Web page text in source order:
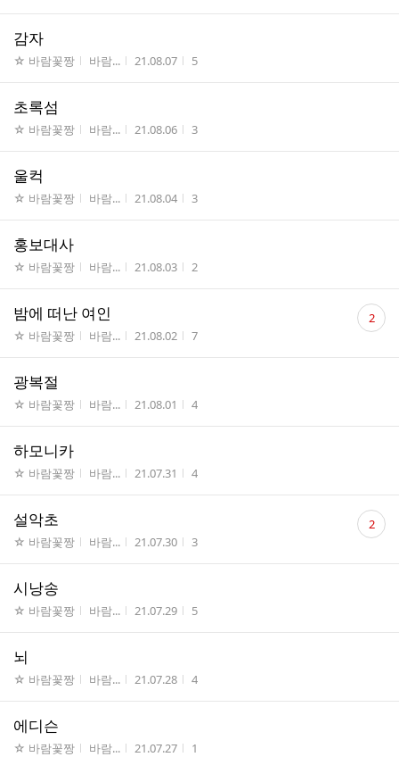
감자
게시판명
☆ 바람꽃짱 작성자
바람... 작성시간
21.08.07 조회수
5
초록섬
게시판명
☆ 바람꽃짱 작성자
바람... 작성시간
21.08.06 조회수
3
울컥
게시판명
☆ 바람꽃짱 작성자
바람... 작성시간
21.08.04 조회수
3
홍보대사
게시판명
☆ 바람꽃짱 작성자
바람... 작성시간
21.08.03 조회수
2
밤에 떠난 여인
게시판명
☆ 바람꽃짱 작성자
바람... 작성시간
21.08.02 조회수
7
댓
글 2
광복절
게시판명
☆ 바람꽃짱 작성자
바람... 작성시간
21.08.01 조회수
4
하모니카
게시판명
☆ 바람꽃짱 작성자
바람... 작성시간
21.07.31 조회수
4
설악초
게시판명
☆ 바람꽃짱 작성자
바람... 작성시간
21.07.30 조회수
3
댓
글 2
시낭송
게시판명
☆ 바람꽃짱 작성자
바람... 작성시간
21.07.29 조회수
5
뇌
게시판명
☆ 바람꽃짱 작성자
바람... 작성시간
21.07.28 조회수
4
에디슨
게시판명
☆ 바람꽃짱 작성자
바람... 작성시간
21.07.27 조회수
1